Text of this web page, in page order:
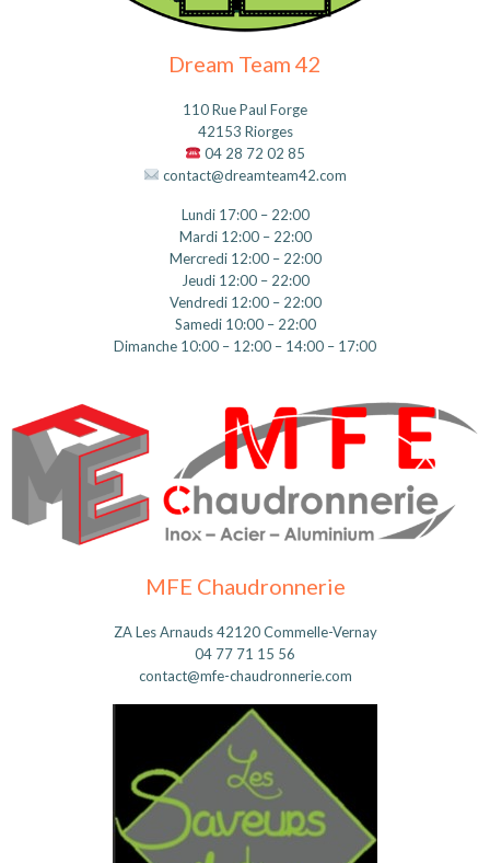
Dream Team 42
110 Rue Paul Forge
42153 Riorges
04 28 72 02 85
contact@dreamteam42.com
Lundi 17:00 – 22:00
Mardi 12:00 – 22:00
Mercredi 12:00 – 22:00
Jeudi 12:00 – 22:00
Vendredi 12:00 – 22:00
Samedi 10:00 – 22:00
Dimanche 10:00 – 12:00 – 14:00 – 17:00
MFE Chaudronnerie
ZA Les Arnauds 42120 Commelle-Vernay
04 77 71 15 56
contact@mfe-chaudronnerie.com